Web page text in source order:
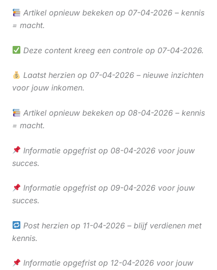
Artikel opnieuw bekeken op 07-04-2026 – kennis
= macht.
Deze content kreeg een controle op 07-04-2026.
Laatst herzien op 07-04-2026 – nieuwe inzichten
voor jouw inkomen.
Artikel opnieuw bekeken op 08-04-2026 – kennis
= macht.
Informatie opgefrist op 08-04-2026 voor jouw
succes.
Informatie opgefrist op 09-04-2026 voor jouw
succes.
Post herzien op 11-04-2026 – blijf verdienen met
kennis.
Informatie opgefrist op 12-04-2026 voor jouw